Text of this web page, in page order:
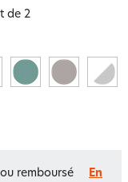
de 2
remboursé
En